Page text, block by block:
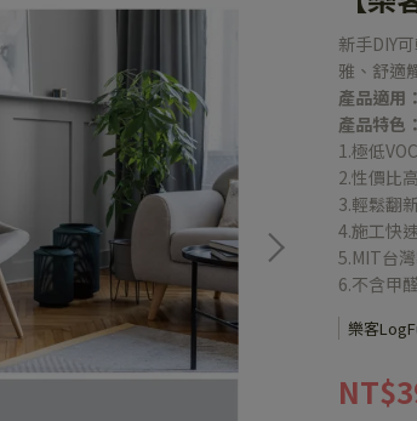
新手DIY
雅、舒適
產品適用：
產品特色：
1.極低
2.性價比
3.輕鬆翻
4.施工快
5.MIT台
6.不含甲
樂客